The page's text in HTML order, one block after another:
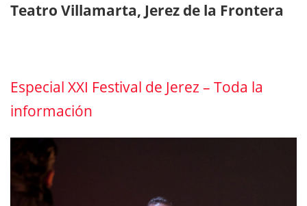
Teatro Villamarta, Jerez de la Frontera
Especial XXI Festival de Jerez – Toda la
información